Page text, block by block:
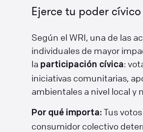
Ejerce tu poder cívico
Según el WRI, una de las
individuales de mayor
la participación cívica:
iniciativas comunitarias,
ambientales a nivel local y
Por qué importa: Tus
consumidor colectivo